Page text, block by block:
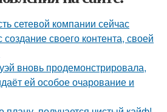
сетевой компании сейчас
своего контента, своей
вновь продемонстрировала,
ей особое очарование и